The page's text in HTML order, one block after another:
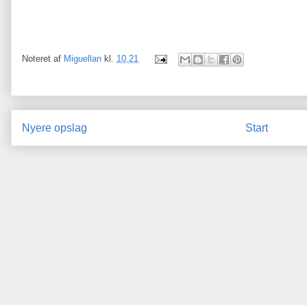
Noteret af Miguellan kl. 10.21
Nyere opslag Start